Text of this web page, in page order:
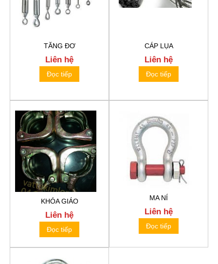
TĂNG ĐƠ
Liên hệ
Đọc tiếp
CÁP LỤA
Liên hệ
Đọc tiếp
KHÓA GIÁO
Liên hệ
Đọc tiếp
MA NÍ
Liên hệ
Đọc tiếp